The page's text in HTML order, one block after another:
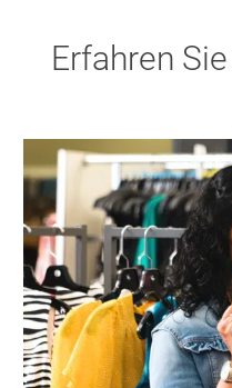
Erfahren